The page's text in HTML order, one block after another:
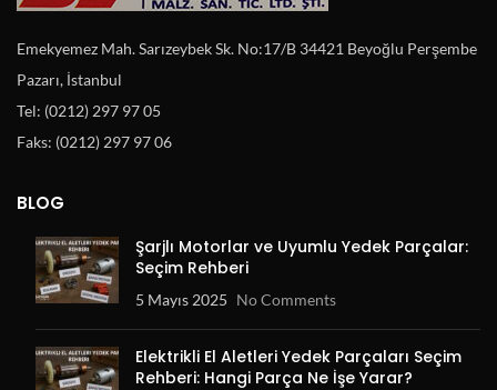
Emekyemez Mah. Sarızeybek Sk. No:17/B 34421 Beyoğlu Perşembe
Pazarı, İstanbul
Tel: (0212) 297 97 05
Faks: (0212) 297 97 06
BLOG
Şarjlı Motorlar ve Uyumlu Yedek Parçalar:
Seçim Rehberi
5 Mayıs 2025 No Comments
Elektrikli El Aletleri Yedek Parçaları Seçim
Rehberi: Hangi Parça Ne İşe Yarar?